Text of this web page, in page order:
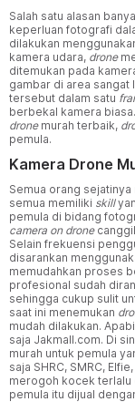
Salah satu alasan
keperluan fotografi
dilakukan
kamera udara, drone
ditemukan pada
gambar di area sangat
tersebut dalam satu
berbekal kamera
drone murah terbaik,
pemula.
Kamera Drone
Semua orang
semua memiliki skill
pemula di bidang
camera on drone
Selain frekuensi
disarankan
memudahkan proses
profesional sudah
sehingga cukup sulit
saat ini menemukan
mudah dilakukan.
saja Jakmall.com. Di
murah untuk pemula
saja SHRC, SMRC,
merogoh kocek terlalu
pemula itu dijual